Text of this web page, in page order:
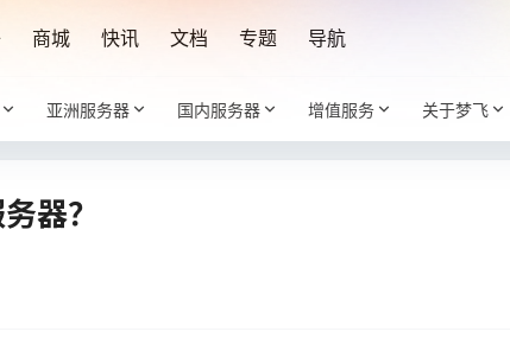
商城 快讯 文档 专题 导航
亚洲服务器 国内服务器 增值服务 关于梦飞
器？